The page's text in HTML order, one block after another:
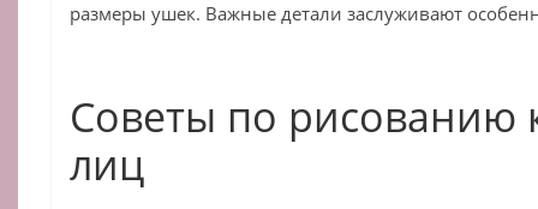
размеры ушек. Важные детали заслуживают
Советы по рисованию
лиц